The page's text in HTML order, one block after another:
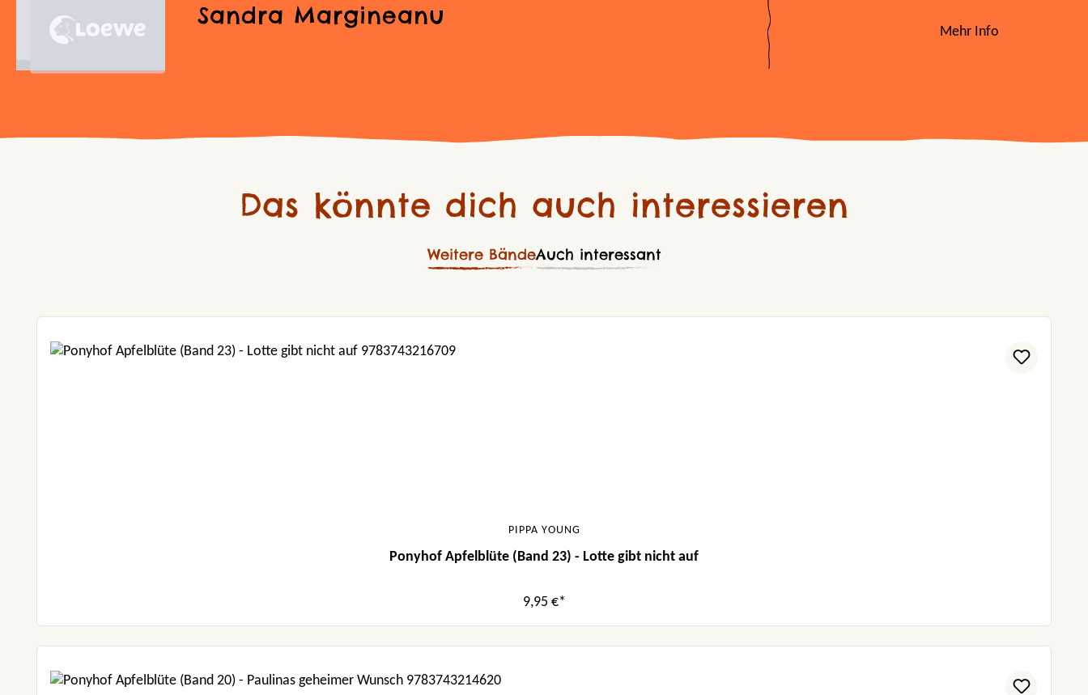
Sandra Margineanu
Mehr Info
Das könnte dich auch interessieren
Weitere BändeAuch interessant
PIPPA YOUNG
Ponyhof Apfelblüte (Band 23) - Lotte gibt nicht auf
9,95 €*